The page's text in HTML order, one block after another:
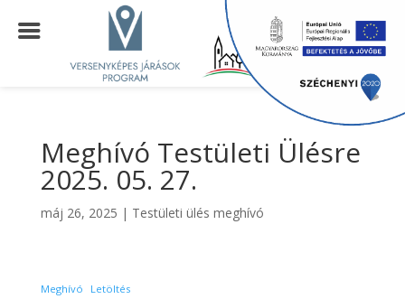
Meghívó Testületi Ülésre
2025. 05. 27.
máj 26, 2025 | Testületi ülés meghívó
Meghívó Letöltés